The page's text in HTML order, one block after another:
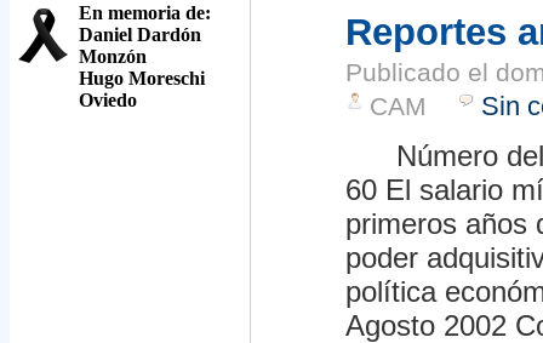
En memoria de:
Daniel Dardón
Monzón
Hugo Moreschi
Oviedo
Reportes
Publicado el
CAM
Sin
Número del
60 El salario
primeros años
poder
política
Agosto 2002